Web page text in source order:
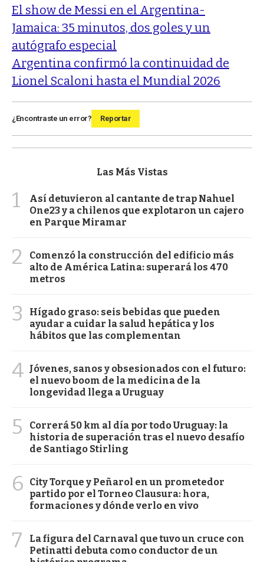
El show de Messi en el Argentina-
Jamaica: 35 minutos, dos goles y un
autógrafo especial
Argentina confirmó la continuidad de
Lionel Scaloni hasta el Mundial 2026
¿Encontraste un error? Reportar
Las Más Vistas
1
Así detuvieron al cantante de trap Nahuel
One23 y a chilenos que explotaron un cajero
en Parque Miramar
2
Comenzó la construcción del edificio más
alto de América Latina: superará los 470
metros
3
Hígado graso: seis bebidas que pueden
ayudar a cuidar la salud hepática y los
hábitos que las complementan
4 Jóvenes, sanos y obsesionados con el futuro:
el nuevo boom de la medicina de la
longevidad llega a Uruguay
5
Correrá 50 km al día por todo Uruguay: la
historia de superación tras el nuevo desafío
de Santiago Stirling
6
City Torque y Peñarol en un prometedor
partido por el Torneo Clausura: hora,
formaciones y dónde verlo en vivo
7
La figura del Carnaval que tuvo un cruce con
Petinatti debuta como conductor de un